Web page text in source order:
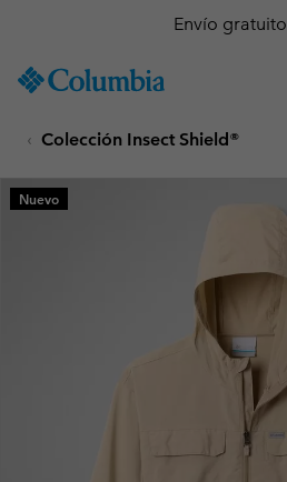
TO
SKIP
MAIN
NAV
Envío gratuito
Colección Insect Shield®
Nuevo